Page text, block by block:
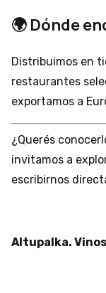
🌍 Dónde
Distribuimos en
restaurantes
exportamos a
¿Querés
invitamos a
escribirnos
Altupalka.